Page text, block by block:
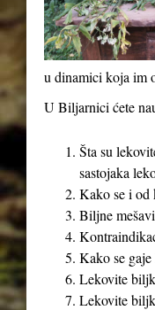
u dinamici koja im
U Biljarnici ćete
Šta su
sastojaka
Kako se i od
Biljne
Kako se
Lekovite
Lekovite